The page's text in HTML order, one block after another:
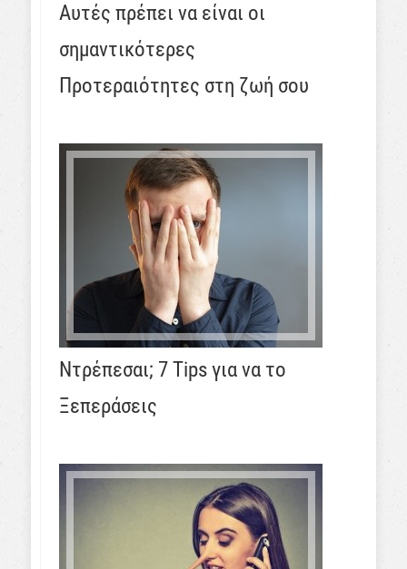
Αυτές πρέπει να είναι οι
σημαντικότερες
Προτεραιότητες στη ζωή σου
Ντρέπεσαι; 7 Tips για να το
Ξεπεράσεις